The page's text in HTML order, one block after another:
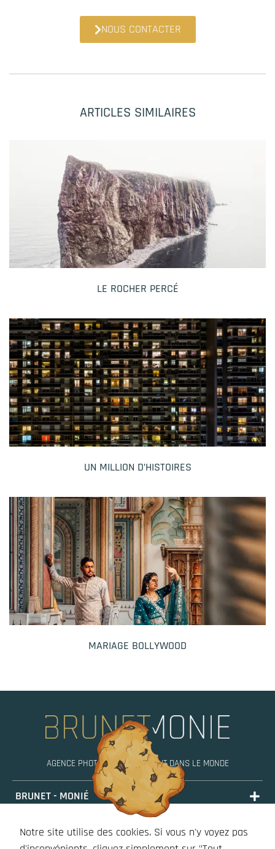
NOUS CONTACTER
ARTICLES SIMILAIRES
LE ROCHER PERCÉ
UN MILLION D’HISTOIRES
MARIAGE BOLLYWOOD
AGENCE PHOTO, MOBILE PARTOUT DANS LE MONDE
BRUNET - MONIÉ
STORIES
Notre site utilise des cookies. Si vous n'y voyez pas